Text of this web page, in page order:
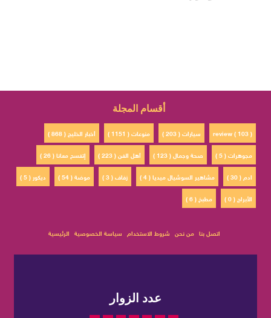
أقسام المجلة
أخبار الخليج ( 868 ) منوعات ( 1151 ) سيارات ( 203 )
review ( 103 )
إتفسح معانا ( 26 )
أهل الفن ( 223 ) صحة وجمال ( 123 )
مجوهرات ( 5 )
ديكور ( 5 )
موضة ( 54 ) زفاف ( 3 ) مشاهير السوشيال ميديا ( 4 )
ادم ( 30 )
مطبخ ( 6 )
الأبراج ( 0 )
الرئيسية سياسة الخصوصية شروط الاستخدام من نحن اتصل بنا
عدد الزوار